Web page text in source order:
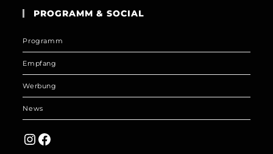
application
PROGRAMM & SOCIAL
Programm
Empfang
Werbung
News
Instagram
Facebook